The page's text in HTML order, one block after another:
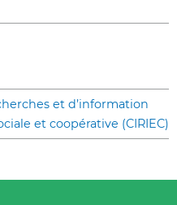
et d’information
et coopérative (CIRIEC)